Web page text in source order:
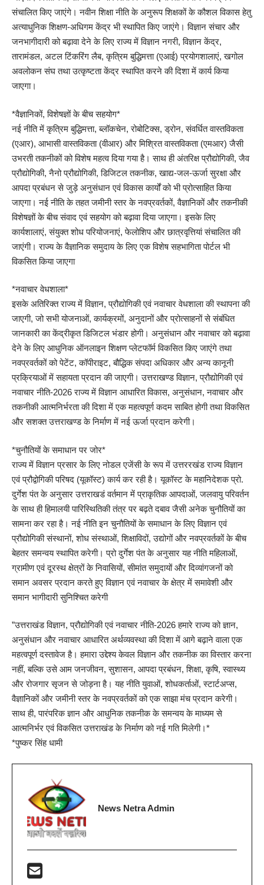
संचालित किए जाएंगे। नवीन शिक्षा नीति के अनुरूप शिक्षकों के कौशल विकास हेतु
अत्याधुनिक शिक्षण-अधिगम केंद्र भी स्थापित किए जाएंगे। विज्ञान संचार और
जनभागीदारी को बढ़ावा देने के लिए राज्य में विज्ञान नगरी, विज्ञान केंद्र,
तारामंडल, अटल टिंकरिंग लैब, कृत्रिम बुद्धिमत्ता (एआई) प्रयोगशालाएं, खगोल
अवलोकन संघ तथा उत्कृष्टता केंद्र स्थापित करने की दिशा में कार्य किया
जाएगा।
*वैज्ञानिकों, विशेषज्ञों के बीच सहयोग*
नई नीति में कृत्रिम बुद्धिमत्ता, ब्लॉकचेन, रोबोटिक्स, ड्रोन, संवर्धित वास्तविकता
(एआर), आभासी वास्तविकता (वीआर) और मिश्रित वास्तविकता (एमआर) जैसी
उभरती तकनीकों को विशेष महत्व दिया गया है। साथ ही अंतरिक्ष प्रौद्योगिकी, जैव
प्रौद्योगिकी, नैनो प्रौद्योगिकी, डिजिटल तकनीक, खाद्य-जल-ऊर्जा सुरक्षा और
आपदा प्रबंधन से जुड़े अनुसंधान एवं विकास कार्यों को भी प्रोत्साहित किया
जाएगा। नई नीति के तहत जमीनी स्तर के नवप्रवर्तकों, वैज्ञानिकों और तकनीकी
विशेषज्ञों के बीच संवाद एवं सहयोग को बढ़ावा दिया जाएगा। इसके लिए
कार्यशालाएं, संयुक्त शोध परियोजनाएं, फेलोशिप और छात्रवृत्तियां संचालित की
जाएंगी। राज्य के वैज्ञानिक समुदाय के लिए एक विशेष सहभागिता पोर्टल भी
विकसित किया जाएगा
*नवाचार वेधशाला*
इसके अतिरिक्त राज्य में विज्ञान, प्रौद्योगिकी एवं नवाचार वेधशाला की स्थापना की
जाएगी, जो सभी योजनाओं, कार्यक्रमों, अनुदानों और प्रोत्साहनों से संबंधित
जानकारी का केंद्रीकृत डिजिटल भंडार होगी। अनुसंधान और नवाचार को बढ़ावा
देने के लिए आधुनिक ऑनलाइन शिक्षण प्लेटफॉर्म विकसित किए जाएंगे तथा
नवप्रवर्तकों को पेटेंट, कॉपीराइट, बौद्धिक संपदा अधिकार और अन्य कानूनी
प्रक्रियाओं में सहायता प्रदान की जाएगी। उत्तराखण्ड विज्ञान, प्रौद्योगिकी एवं
नवाचार नीति-2026 राज्य में विज्ञान आधारित विकास, अनुसंधान, नवाचार और
तकनीकी आत्मनिर्भरता की दिशा में एक महत्वपूर्ण कदम साबित होगी तथा विकसित
और सशक्त उत्तराखण्ड के निर्माण में नई ऊर्जा प्रदान करेगी।
*चुनौतियों के समाधान पर जोर*
राज्य में विज्ञान प्रसार के लिए नोडल एजेंसी के रूप में उत्तररखंड राज्य विज्ञान
एवं प्रौद्वोगिकी परिषद (यूकॉस्ट) कार्य कर रही है। यूकॉस्ट के महानिदेशक प्रो.
दुर्गेश पंत के अनुसार उत्तराखडं वर्तमान में प्राकृतिक आपदाओं, जलवायु परिवर्तन
के साथ ही हिमालयी पारिस्थितिकी तंत्र पर बढ़ते दबाव जैसी अनेक चुनौतियों का
सामना कर रहा है। नई नीति इन चुनौतियों के समाधान के लिए विज्ञान एवं
प्रौद्योगिकी संस्थानों, शोध संस्थाओं, शिक्षाविदों, उद्योगों और नवप्रवर्तकों के बीच
बेहतर समन्वय स्थापित करेगी। प्रो दुर्गेश पंत के अनुसार यह नीति महिलाओं,
ग्रामीण एवं दूरस्थ क्षेत्रों के निवासियों, सीमांत समुदायों और दिव्यांगजनों को
समान अवसर प्रदान करते हुए विज्ञान एवं नवाचार के क्षेत्र में समावेशी और
समान भागीदारी सुनिश्चित करेगी
”उत्तराखंड विज्ञान, प्रौद्योगिकी एवं नवाचार नीति-2026 हमारे राज्य को ज्ञान,
अनुसंधान और नवाचार आधारित अर्थव्यवस्था की दिशा में आगे बढ़ाने वाला एक
महत्वपूर्ण दस्तावेज है। हमारा उद्देश्य केवल विज्ञान और तकनीक का विस्तार करना
नहीं, बल्कि उसे आम जनजीवन, सुशासन, आपदा प्रबंधन, शिक्षा, कृषि, स्वास्थ्य
और रोजगार सृजन से जोड़ना है। यह नीति युवाओं, शोधकर्ताओं, स्टार्टअप्स,
वैज्ञानिकों और जमीनी स्तर के नवप्रवर्तकों को एक साझा मंच प्रदान करेगी।
साथ ही, पारंपरिक ज्ञान और आधुनिक तकनीक के समन्वय के माध्यम से
आत्मनिर्भर एवं विकसित उत्तराखंड के निर्माण को नई गति मिलेगी।*
*पुष्कर सिंह धामी
News Netra Admin